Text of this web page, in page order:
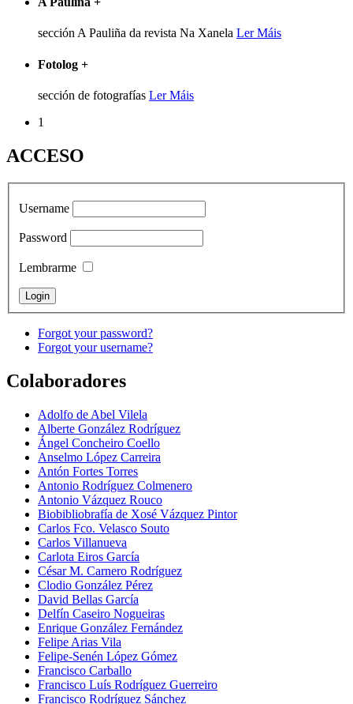
sección A Pauliña da revista Na Xanela Ler Máis
Fotolog +
sección de fotografías Ler Máis
1
ACCESO
Username
Password
Lembrarme
Forgot your password?
Forgot your username?
Colaboradores
Adolfo de Abel Vilela
Alberte González Rodríguez
Ángel Concheiro Coello
Anselmo López Carreira
Antón Fortes Torres
Antonio Rodríguez Colmenero
Antonio Vázquez Rouco
Biobibliobrafía de Xosé Vázquez Pintor
Carlos Fco. Velasco Souto
Carlos Villanueva
Carlota Eiros García
César M. Carnero Rodríguez
Clodio González Pérez
David Bellas García
Delfín Caseiro Nogueiras
Enrique González Fernández
Felipe Arias Vila
Felipe-Senén López Gómez
Francisco Carballo
Francisco Luís Rodríguez Guerreiro
Francisco Rodríguez Sánchez